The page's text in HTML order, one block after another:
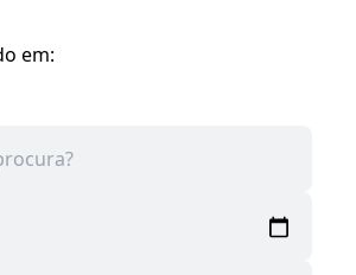
em: